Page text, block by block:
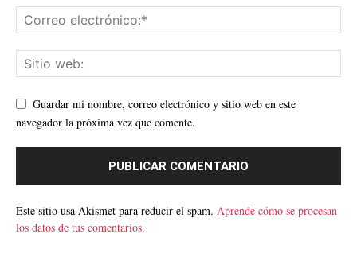
Guardar mi nombre, correo electrónico y sitio web en este
navegador la próxima vez que comente.
Este sitio usa Akismet para reducir el spam. Aprende cómo se procesan
los datos de tus comentarios.